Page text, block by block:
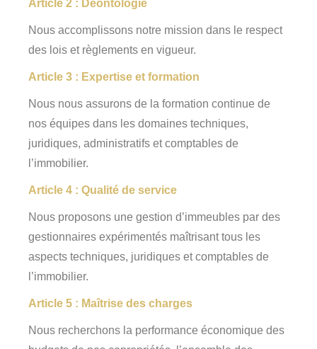
Article 2 : Déontologie
Nous accomplissons notre mission dans le respect
des lois et règlements en vigueur.
Article 3 : Expertise et formation
Nous nous assurons de la formation continue de
nos équipes dans les domaines techniques,
juridiques, administratifs et comptables de
l’immobilier.
Article 4 : Qualité de service
Nous proposons une gestion d’immeubles par des
gestionnaires expérimentés maîtrisant tous les
aspects techniques, juridiques et comptables de
l’immobilier.
Article 5 : Maîtrise des charges
Nous recherchons la performance économique des